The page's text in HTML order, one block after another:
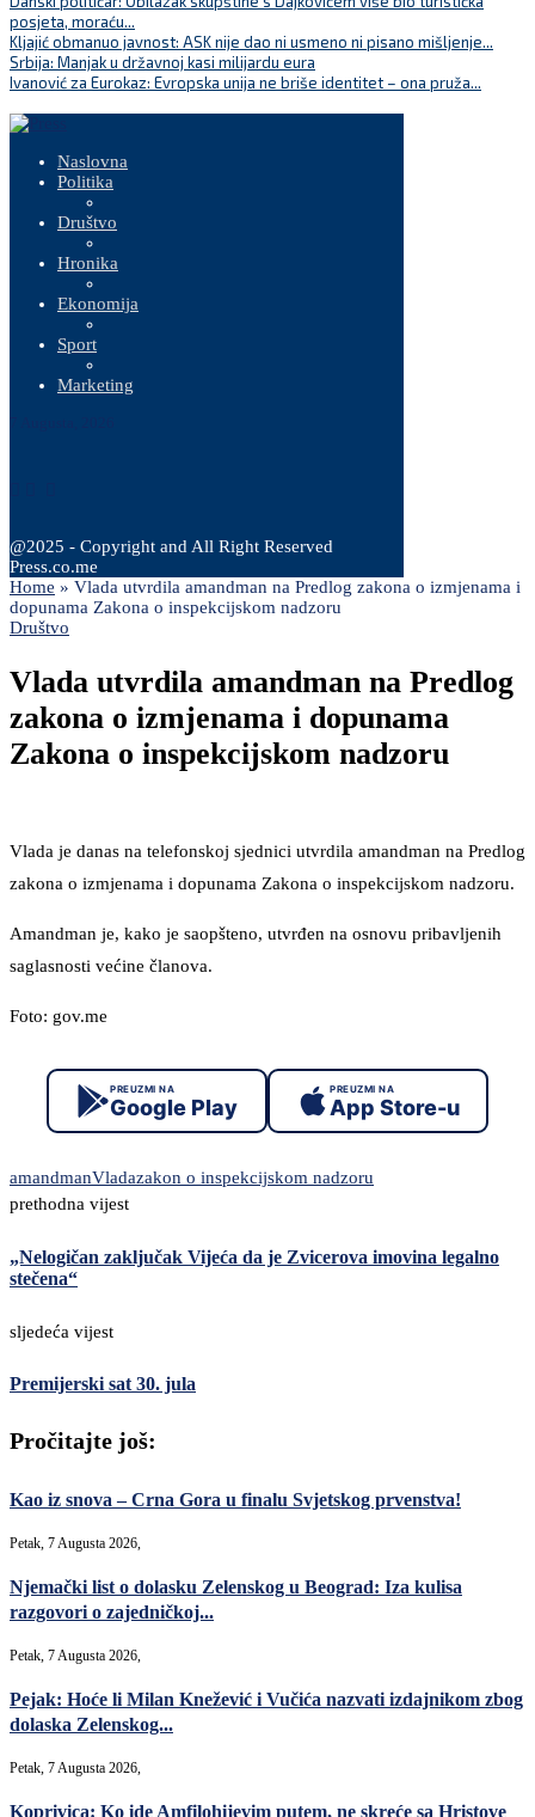
posjeta, moraću...
Kljajić obmanuo javnost: ASK nije dao ni usmeno ni pisano mišljenje...
Srbija: Manjak u državnoj kasi milijardu eura
Ivanović za Eurokaz: Evropska unija ne briše identitet – ona pruža...
Naslovna
Politika
Društvo
Hronika
Ekonomija
Sport
Marketing
@2025 - Copyright and All Right Reserved
Press.co.me
Home » Vlada utvrdila amandman na Predlog zakona o izmjenama i
dopunama Zakona o inspekcijskom nadzoru
Društvo
Vlada utvrdila amandman na Predlog
zakona o izmjenama i dopunama
Zakona o inspekcijskom nadzoru
Vlada je danas na telefonskoj sjednici utvrdila amandman na Predlog
zakona o izmjenama i dopunama Zakona o inspekcijskom nadzoru.
Amandman je, kako je saopšteno, utvrđen na osnovu pribavljenih
saglasnosti većine članova.
Foto: gov.me
PREUZMI NA
Google Play
PREUZMI NA
App Store-u
amandmanVladazakon o inspekcijskom nadzoru
prethodna vijest
„Nelogičan zaključak Vijeća da je Zvicerova imovina legalno
stečena“
sljedeća vijest
Premijerski sat 30. jula
Pročitajte još:
Kao iz snova – Crna Gora u finalu Svjetskog prvenstva!
Petak, 7 Augusta 2026,
Njemački list o dolasku Zelenskog u Beograd: Iza kulisa
razgovori o zajedničkoj...
Petak, 7 Augusta 2026,
Pejak: Hoće li Milan Knežević i Vučića nazvati izdajnikom zbog
dolaska Zelenskog...
Petak, 7 Augusta 2026,
Koprivica: Ko ide Amfilohijevim putem, ne skreće sa Hristove